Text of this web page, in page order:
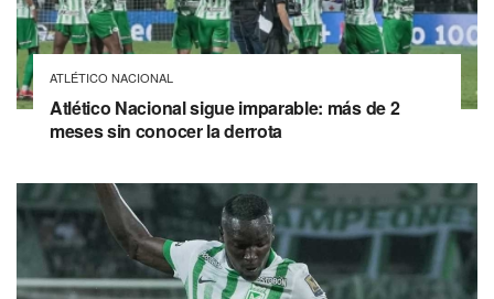
ATLÉTICO NACIONAL
Atlético Nacional sigue imparable: más de 2
meses sin conocer la derrota